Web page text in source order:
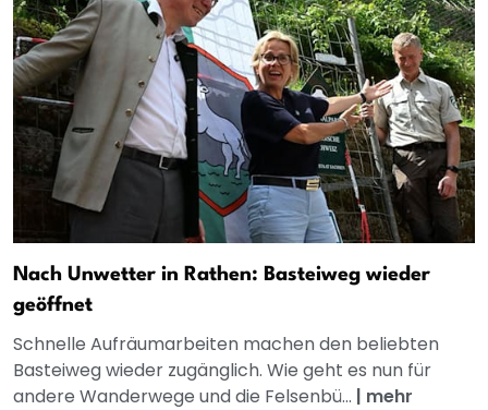
Nach Unwetter in Rathen: Basteiweg wieder
geöffnet
Schnelle Aufräumarbeiten machen den beliebten
Basteiweg wieder zugänglich. Wie geht es nun für
andere Wanderwege und die Felsenbü... | mehr